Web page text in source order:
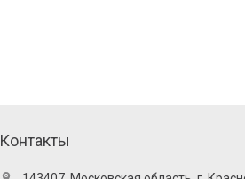
Контакты